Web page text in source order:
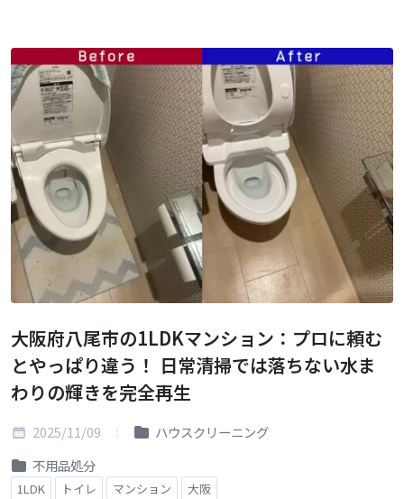
大阪府八尾市の1LDKマンション：プロに頼む
とやっぱり違う！ 日常清掃では落ちない水ま
わりの輝きを完全再生
2025/11/09
ハウスクリーニング
不用品処分
1LDK トイレ マンション 大阪